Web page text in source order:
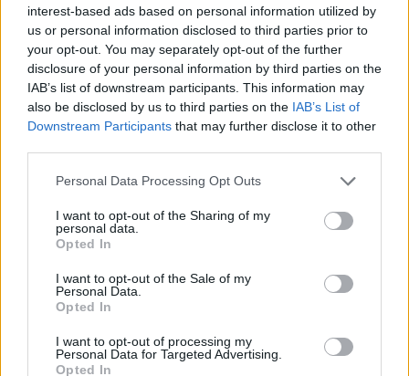
interest-based ads based on personal information utilized by
us or personal information disclosed to third parties prior to
your opt-out. You may separately opt-out of the further
disclosure of your personal information by third parties on the
IAB’s list of downstream participants. This information may
also be disclosed by us to third parties on the IAB’s List of
Downstream Participants that may further disclose it to other
Personal Data Processing Opt Outs
I want to opt-out of the Sharing of my
personal data.
Opted In
I want to opt-out of the Sale of my
Personal Data.
Opted In
I want to opt-out of processing my
Personal Data for Targeted Advertising.
Opted In
betartását mindig is követelő volt német
pénzügyminiszter is megengedőbben nyilatkozott
az esetleges felülvizsgálatról.
Bruno Le Maire szerint fel kell gyorsítani a tavaly eldöntött
bő 800 milliárd eurós keretösszegű uniós helyreállítási alap
működtetni. Jelenleg az a szabály, hogy április végéig kell
benyújtania a tagállamoknak a nemzeti reformterveiket is
és ezek brüsszeli...
KEDVES OLVASÓNK!
tartozik, melynek olvasása előfizetéses
regisztrációhoz kötött.